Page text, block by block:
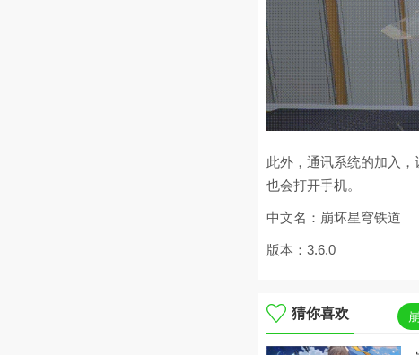
此外，通讯系统的加入
也会打开手机。
中文名：崩坏星穹铁道
版本：3.6.0
猜你喜欢